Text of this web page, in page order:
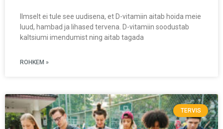
Ilmselt ei tule see uudisena, et D-vitamiin aitab hoida meie
luud, hambad ja lihased tervena. D-vitamiin soodustab
kaltsiumi imendumist ning aitab tagada
ROHKEM »
TERVIS